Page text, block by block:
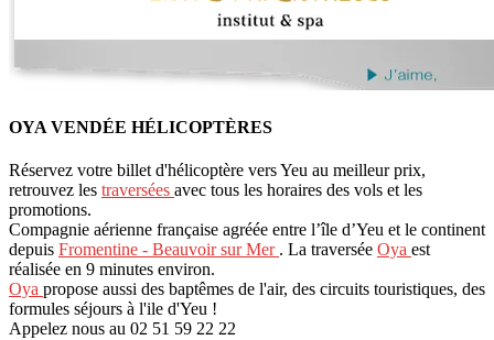
OYA VENDÉE HÉLICOPTÈRES
Réservez votre billet d'hélicoptère vers Yeu au meilleur prix,
retrouvez les traversées avec tous les horaires des vols et les
promotions.
Compagnie aérienne française agréée entre l’île d’Yeu et le continent
depuis Fromentine - Beauvoir sur Mer . La traversée Oya est
réalisée en 9 minutes environ.
Oya propose aussi des baptêmes de l'air, des circuits touristiques, des
formules séjours à l'ile d'Yeu !
Appelez nous au 02 51 59 22 22